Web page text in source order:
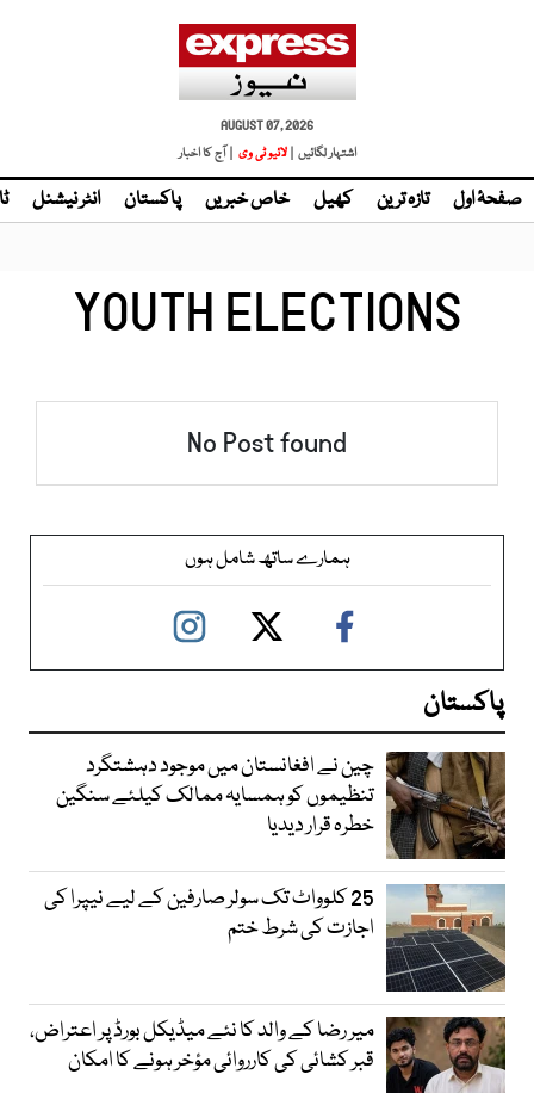
AUGUST 07, 2026
اشتہار لگائیں | لائیو ٹی وی | آج کا اخبار
صفحۂ اول تازہ ترین کھیل خاص خبریں پاکستان انٹر نیشنل
YOUTH ELECTIONS
No Post found
ہمارے ساتھ شامل ہوں
پاکستان
چین نے افغانستان میں موجود دہشتگرد
تنظیموں کو ہمسایہ ممالک کیلئے سنگین
خطرہ قرار دیدیا
25 کلوواٹ تک سولر صارفین کے لیے نیپرا کی
اجازت کی شرط ختم
میر رضا کے والد کا نئے میڈیکل بورڈ پر اعتراض،
قبر کشائی کی کارروائی مؤخر ہونے کا امکان